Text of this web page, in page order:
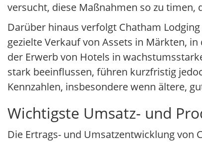
versucht, diese Maßnahmen so zu
Darüber hinaus verfolgt Chatham
gezielte Verkauf von Assets in Märkten,
der Erwerb von Hotels in
stark beeinflussen, führen kurzfristig
Kennzahlen, insbesondere wenn ältere,
Wichtigste Umsatz- und
Die Ertrags- und Umsatzentwicklung von